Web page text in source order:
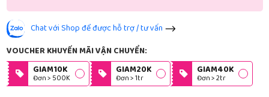
Chat với Shop để được hỗ trợ / tư vấn
VOUCHER KHUYẾN MÃI VẬN CHUYỂN:
GIAM10K
Đơn > 500K
GIAM20K
Đơn > 1tr
GIAM40K
Đơn > 2tr